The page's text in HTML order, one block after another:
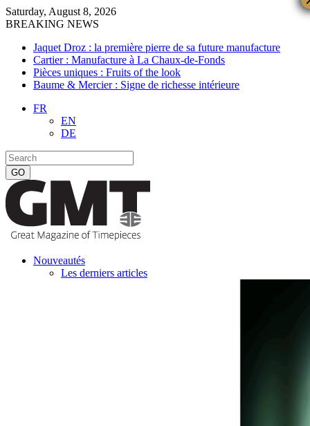
Saturday, August 8, 2026
BREAKING NEWS
Jaquet Droz : la première pierre de sa future manufacture
Cartier : Manufacture à La Chaux-de-Fonds
Pièces uniques : Fruits of the look
Baume & Mercier : Signe de richesse intérieure
FR
EN
DE
Nouveautés
Les derniers articles